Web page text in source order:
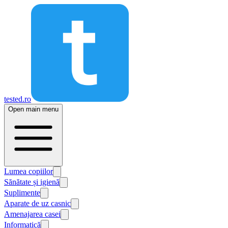
tested.ro
Open main menu
Lumea copiilor
Sănătate și igienă
Suplimente
Aparate de uz casnic
Amenajarea casei
Informatică